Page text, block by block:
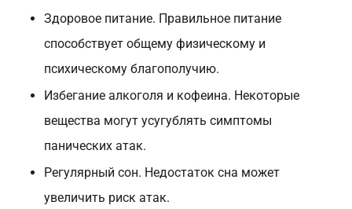
Здоровое питание. Правильное питание
способствует общему физическому и
психическому благополучию.
Избегание алкоголя и кофеина. Некоторые
вещества могут усугублять симптомы
панических атак.
Регулярный сон. Недостаток сна может
увеличить риск атак.